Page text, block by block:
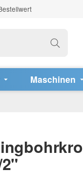
Maschinen